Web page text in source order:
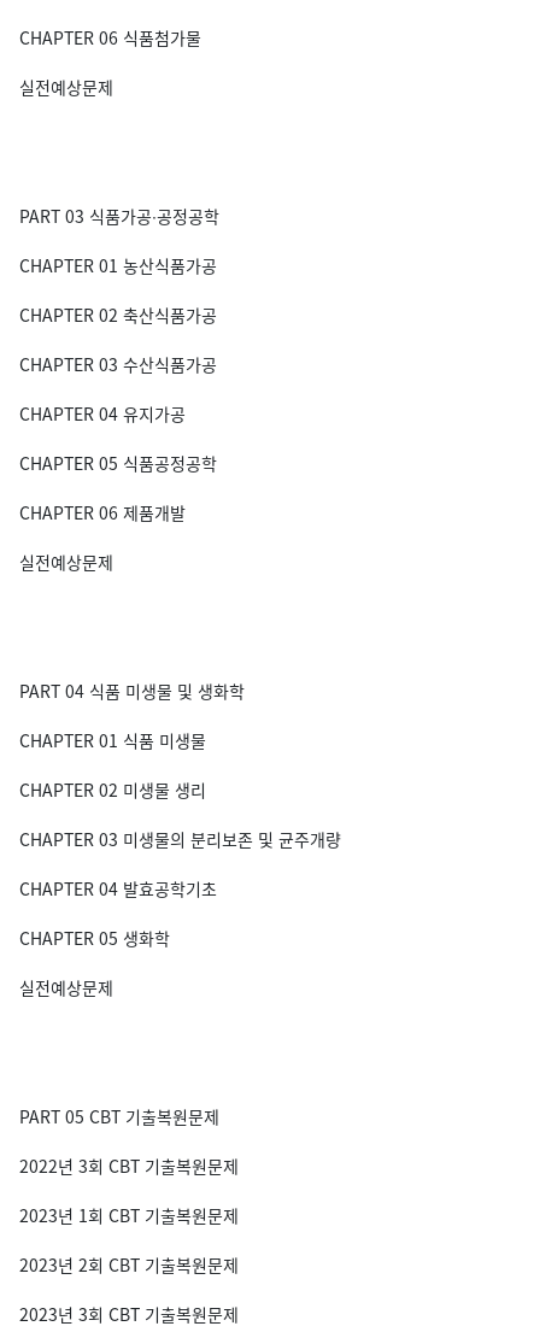
CHAPTER 06 식품첨가물
실전예상문제
PART 03 식품가공∙공정공학
CHAPTER 01 농산식품가공
CHAPTER 02 축산식품가공
CHAPTER 03 수산식품가공
CHAPTER 04 유지가공
CHAPTER 05 식품공정공학
CHAPTER 06 제품개발
실전예상문제
PART 04 식품 미생물 및 생화학
CHAPTER 01 식품 미생물
CHAPTER 02 미생물 생리
CHAPTER 03 미생물의 분리보존 및 균주개량
CHAPTER 04 발효공학기초
CHAPTER 05 생화학
실전예상문제
PART 05 CBT 기출복원문제
2022년 3회 CBT 기출복원문제
2023년 1회 CBT 기출복원문제
2023년 2회 CBT 기출복원문제
2023년 3회 CBT 기출복원문제